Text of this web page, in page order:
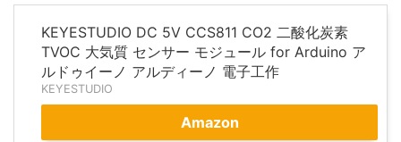
KEYESTUDIO DC 5V CCS811 CO2 二酸化炭素
TVOC 大気質 センサー モジュール for Arduino ア
ルドゥイーノ アルディーノ 電子工作
KEYESTUDIO
Amazon